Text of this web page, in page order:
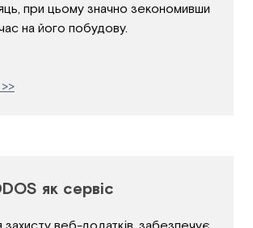
при цьому значно зекономивши
на його побудову.
як сервіс
захисту веб-додатків, забезпечує